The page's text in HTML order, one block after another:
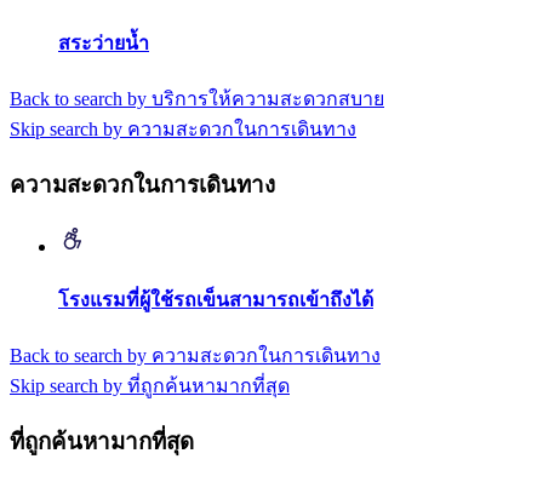
สระว่ายน้ำ
Back to search by บริการให้ความสะดวกสบาย
Skip search by ความสะดวกในการเดินทาง
ความสะดวกในการเดินทาง
โรงแรมที่ผู้ใช้รถเข็นสามารถเข้าถึงได้
Back to search by ความสะดวกในการเดินทาง
Skip search by ที่ถูกค้นหามากที่สุด
ที่ถูกค้นหามากที่สุด